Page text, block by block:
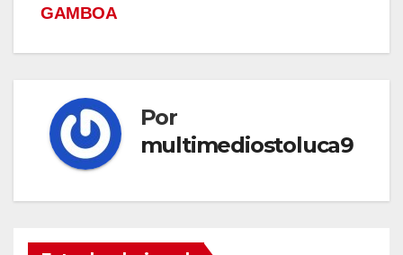
GAMBOA
Por
multimediostoluca9